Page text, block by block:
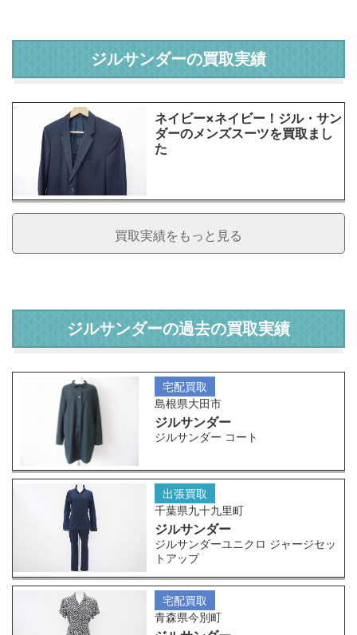
ジルサンダーの買取実績
ネイビー×ネイビー！ジル・サン
ダーのメンズスーツを買取まし
た
買取実績をもっと見る
ジルサンダーの過去の買取実績
宅配買取
島根県大田市
ジルサンダー
ジルサンダー コート
出張買取
千葉県九十九里町
ジルサンダー
ジルサンダーユニクロ ジャージセッ
トアップ
宅配買取
青森県今別町